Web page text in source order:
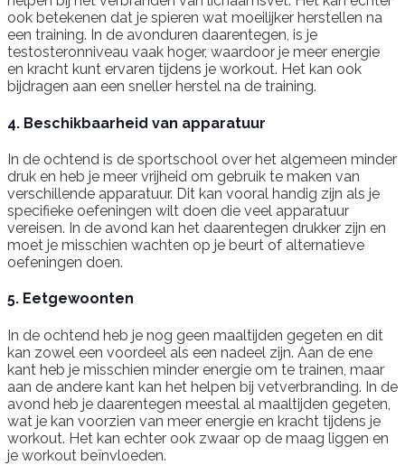
ook betekenen dat je spieren wat moeilijker herstellen na
een training. In de avonduren daarentegen, is je
testosteronniveau vaak hoger, waardoor je meer energie
en kracht kunt ervaren tijdens je workout. Het kan ook
bijdragen aan een sneller herstel na de training.
4. Beschikbaarheid van apparatuur
In de ochtend is de sportschool over het algemeen minder
druk en heb je meer vrijheid om gebruik te maken van
verschillende apparatuur. Dit kan vooral handig zijn als je
specifieke oefeningen wilt doen die veel apparatuur
vereisen. In de avond kan het daarentegen drukker zijn en
moet je misschien wachten op je beurt of alternatieve
oefeningen doen.
5. Eetgewoonten
In de ochtend heb je nog geen maaltijden gegeten en dit
kan zowel een voordeel als een nadeel zijn. Aan de ene
kant heb je misschien minder energie om te trainen, maar
aan de andere kant kan het helpen bij vetverbranding. In de
avond heb je daarentegen meestal al maaltijden gegeten,
wat je kan voorzien van meer energie en kracht tijdens je
workout. Het kan echter ook zwaar op de maag liggen en
je workout beïnvloeden.